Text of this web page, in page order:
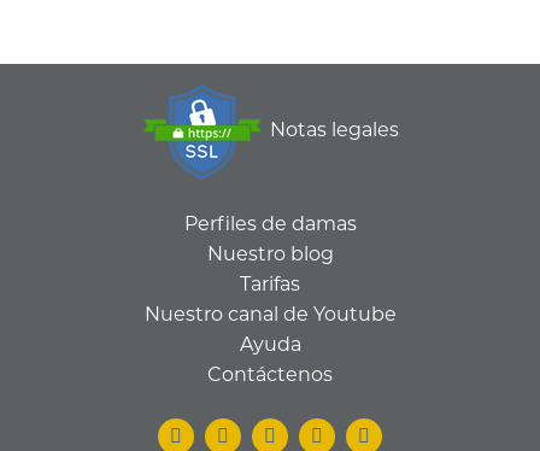
Notas legales
Perfiles de damas
Nuestro blog
Tarifas
Nuestro canal de Youtube
Ayuda
Contáctenos